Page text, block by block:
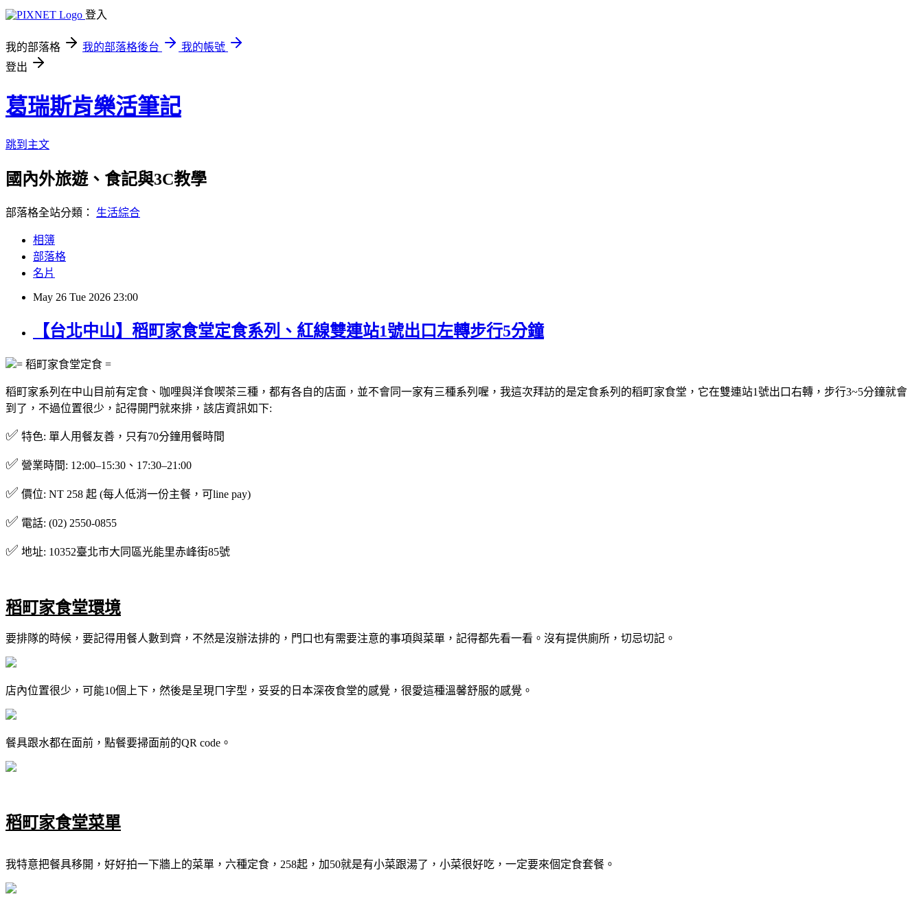
登入
我的部落格 我的部落格後台
我的帳號
登出
葛瑞斯肯樂活筆記
跳到主文
國內外旅遊、食記與3C教學
部落格全站分類： 生活綜合
相簿
部落格
名片
May 26 Tue 2026 23:00
【台北中山】稻町家食堂定食系列、紅線雙連站1號出口左轉步行5分鐘
= 稻町家食堂定食 =
稻町家系列在中山目前有定食、咖哩與洋食喫茶三種，都有各自的店面，並不會同一家有三種系列喔，我這次拜訪的是定食系列的稻町家食堂，它在雙連站1號出口右轉，步行3~5分鐘就會
到了，不過位置很少，記得開門就來排，該店資訊如下:
✅ 特色: 單人用餐友善，只有70分鐘用餐時間
✅ 營業時間: 12:00–15:30、17:30–21:00
✅ 價位: NT 258 起 (每人低消一份主餐，可line pay)
✅ 電話: (02) 2550-0855
✅ 地址: 10352臺北市大同區光能里赤峰街85號
稻町家食堂環境
要排隊的時候，要記得用餐人數到齊，不然是沒辦法排的，門口也有需要注意的事項與菜單，記得都先看一看。沒有提供廁所，切忌切記。
店內位置很少，可能10個上下，然後是呈現ㄇ字型，妥妥的日本深夜食堂的感覺，很愛這種溫馨舒服的感覺。
餐具跟水都在面前，點餐要掃面前的QR code。
稻町家食堂菜單
我特意把餐具移開，好好拍一下牆上的菜單，六種定食，258起，加50就是有小菜跟湯了，小菜很好吃，一定要來個定食套餐。